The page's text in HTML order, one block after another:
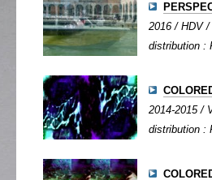
2016 / HDV
distribution :
2014-2015 /
distribution :